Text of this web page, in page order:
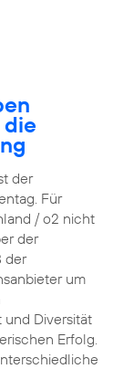
der
Für
/ o2 nicht
der
der
um
Diversität
Erfolg.